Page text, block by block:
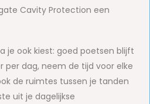
Cavity Protection een
je ook kiest: goed poetsen blijft
per dag, neem de tijd voor elke
de ruimtes tussen je tanden
uit je dagelijkse